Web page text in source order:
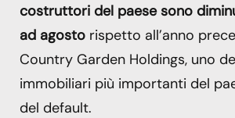
costruttori del paese sono
ad agosto rispetto all’anno
Country Garden Holdings, uno
immobiliari più importanti del
del default.